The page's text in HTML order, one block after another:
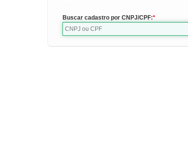
Buscar cadastro por CNPJ/CPF: